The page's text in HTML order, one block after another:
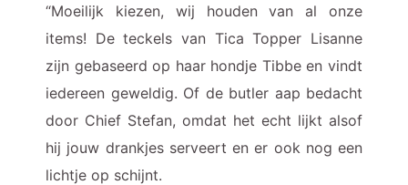
“Moeilijk kiezen, wij houden van al onze
items! De teckels van Tica Topper Lisanne
zijn gebaseerd op haar hondje Tibbe en vindt
iedereen geweldig. Of de butler aap bedacht
door Chief Stefan, omdat het echt lijkt alsof
hij jouw drankjes serveert en er ook nog een
lichtje op schijnt.